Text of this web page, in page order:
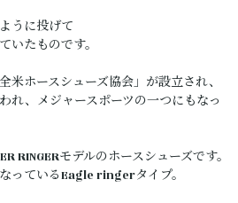
うに投げて
いたものです。
米ホースシューズ協会」が設立され、
れ、メジャースポーツの一つにもなっ
RINGERモデルのホースシューズです。
っているEagle ringerタイプ。